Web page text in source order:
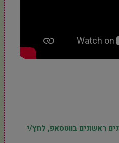
ראשונים בווטסאפ, לחץ/י